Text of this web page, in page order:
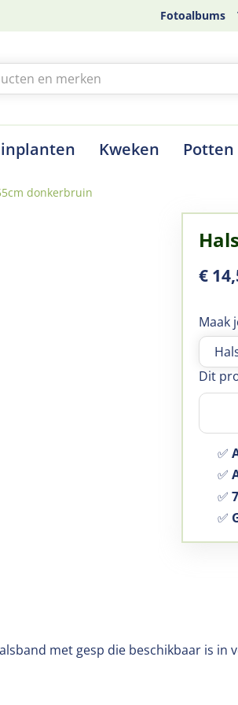
donkerbruin
Fotoalbums
Kweken Potten
€ 14,
Maak
Dit
✅
✅
✅
✅
met gesp die beschikbaar is in